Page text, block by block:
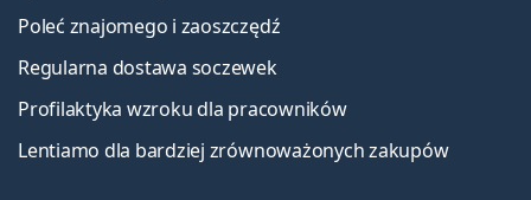
Poleć znajomego i zaoszczędź
Regularna dostawa soczewek
Profilaktyka wzroku dla pracowników
Lentiamo dla bardziej zrównoważonych zakupów